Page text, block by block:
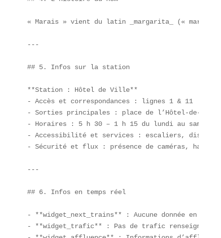
« Marais » vient du latin _margarita_ (« marais
---
## 5. Infos sur la station
**Station : Hôtel de Ville**
- Accès et correspondances : lignes 1 & 11
- Sorties principales : place de l’Hôtel-de-
- Horaires : 5 h 30 – 1 h 15 du lundi au
- Accessibilité et services : escaliers,
- Sécurité et flux : présence de caméras, haute
---
## 6. Infos en temps réel
- **widget_next_trains** : Aucune donnée en
- **widget_trafic** : Pas de trafic renseigné